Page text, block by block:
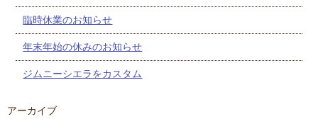
臨時休業のお知らせ
年末年始の休みのお知らせ
ジムニーシエラをカスタム
アーカイブ